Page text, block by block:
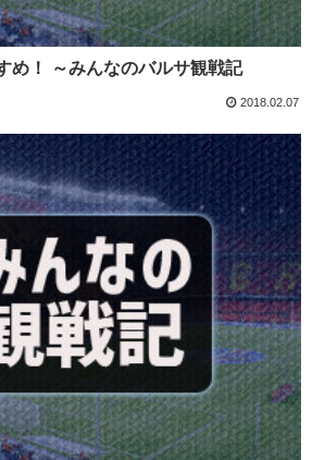
め！ ～みんなのバルサ観戦記
2018.02.07